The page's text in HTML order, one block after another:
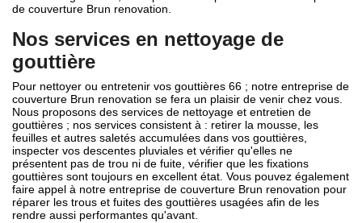
de couverture Brun renovation.
Nos services en nettoyage de
gouttière
Pour nettoyer ou entretenir vos gouttières 66 ; notre entreprise de
couverture Brun renovation se fera un plaisir de venir chez vous.
Nous proposons des services de nettoyage et entretien de
gouttières ; nos services consistent à : retirer la mousse, les
feuilles et autres saletés accumulées dans vos gouttières,
inspecter vos descentes pluviales et vérifier qu'elles ne
présentent pas de trou ni de fuite, vérifier que les fixations
gouttières sont toujours en excellent état. Vous pouvez également
faire appel à notre entreprise de couverture Brun renovation pour
réparer les trous et fuites des gouttières usagées afin de les
rendre aussi performantes qu'avant.